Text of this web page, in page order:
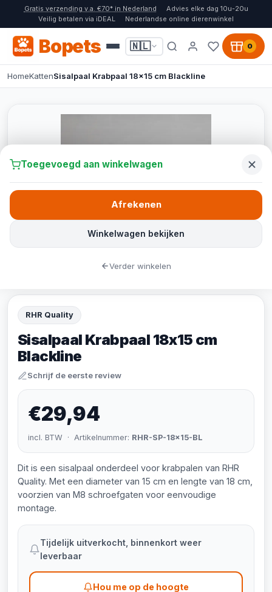
Gratis verzending v.a. €70* in Nederland
Advies elke dag 10u-20u
Veilig betalen via iDEAL
Nederlandse online dierenwinkel
Bopets 🇳🇱 0
HomeKattenSisalpaal Krabpaal 18x15 cm Blackline
RHR Quality
Sisalpaal Krabpaal 18x15 cm
Blackline
Schrijf de eerste review
€29,94
incl. BTW · Artikelnummer: RHR-SP-18x15-BL
Dit is een sisalpaal onderdeel voor krabpalen van RHR
Quality. Met een diameter van 15 cm en lengte van 18 cm,
voorzien van M8 schroefgaten voor eenvoudige
montage.
Tijdelijk uitverkocht, binnenkort weer
leverbaar
Hou me op de hoogte
Toegevoegd aan winkelwagen
Winkelwagen bekijken
Afrekenen
Verder winkelen